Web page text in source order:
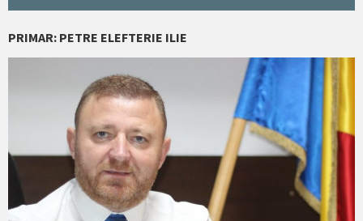
PRIMAR: PETRE ELEFTERIE ILIE